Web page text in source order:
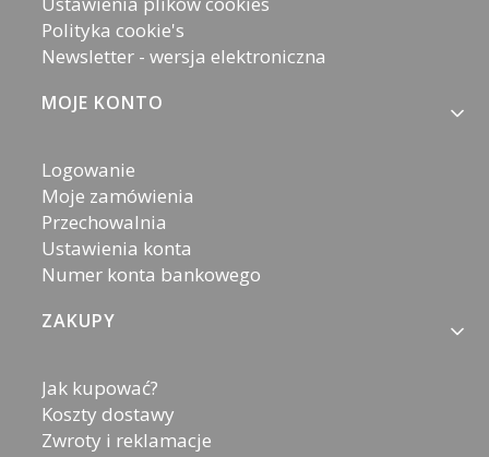
Polityka cookie's
Newsletter - wersja elektroniczna
MOJE KONTO
Logowanie
Moje zamówienia
Przechowalnia
Ustawienia konta
Numer konta bankowego
ZAKUPY
Jak kupować?
Koszty dostawy
Zwroty i reklamacje